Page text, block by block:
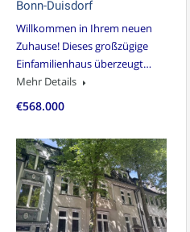
Bonn-Duisdorf
Willkommen in Ihrem neuen
Zuhause! Dieses großzügige
Einfamilienhaus überzeugt…
Mehr Details
€568.000